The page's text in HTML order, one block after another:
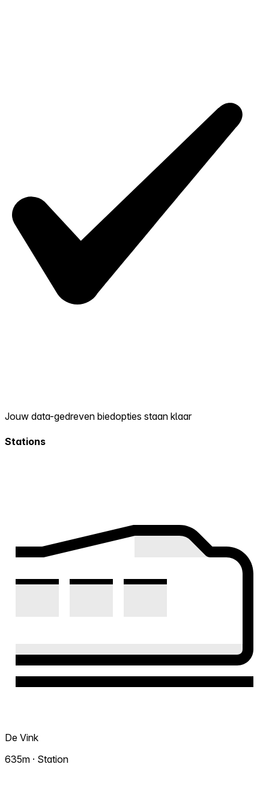
Jouw data-gedreven biedopties staan klaar
Stations
De Vink
635m · Station